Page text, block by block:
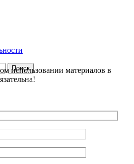
использовании материалов в